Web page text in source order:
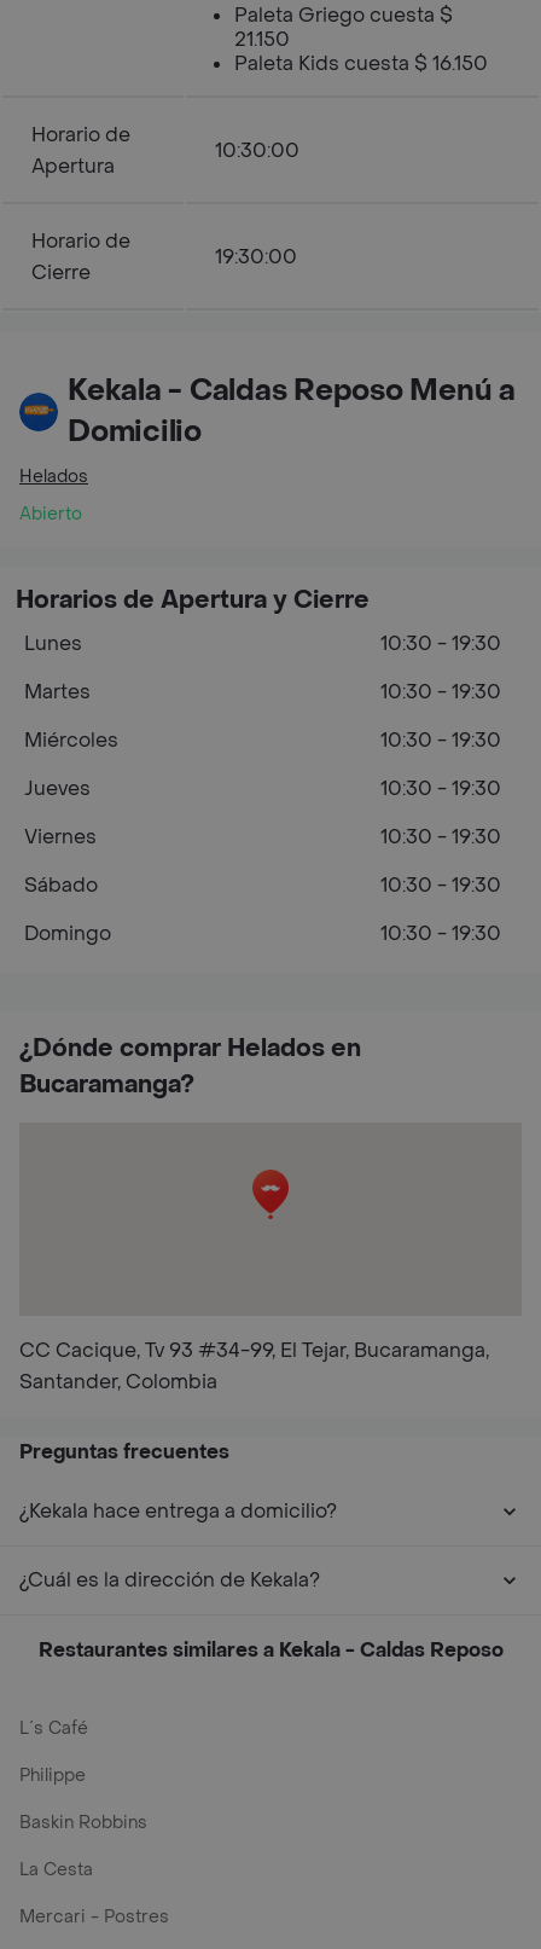
Paleta Griego cuesta $
21.150
Paleta Kids cuesta $ 16.150
Horario de
Apertura
10:30:00
Horario de
Cierre
19:30:00
Kekala - Caldas Reposo Menú a
Domicilio
Helados
Abierto
¿Dónde comprar Helados en
Bucaramanga?
CC Cacique, Tv 93 #34-99, El Tejar, Bucaramanga,
Santander, Colombia
Horarios de Apertura y Cierre
Lunes
10:30 - 19:30
Martes
10:30 - 19:30
Miércoles
10:30 - 19:30
Jueves
10:30 - 19:30
Viernes
10:30 - 19:30
Sábado
10:30 - 19:30
Domingo
10:30 - 19:30
Preguntas frecuentes
¿Kekala hace entrega a domicilio?
¿Cuál es la dirección de Kekala?
Restaurantes similares a Kekala - Caldas Reposo
L´s Café
Philippe
Baskin Robbins
La Cesta
Mercari - Postres